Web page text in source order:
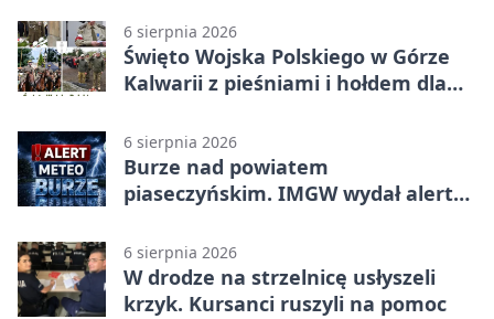
6 sierpnia 2026
Święto Wojska Polskiego w Górze
Kalwarii z pieśniami i hołdem dla
6 sierpnia 2026
Burze nad powiatem
piaseczyńskim. IMGW wydał alert
6 sierpnia 2026
W drodze na strzelnicę usłyszeli
krzyk. Kursanci ruszyli na pomoc